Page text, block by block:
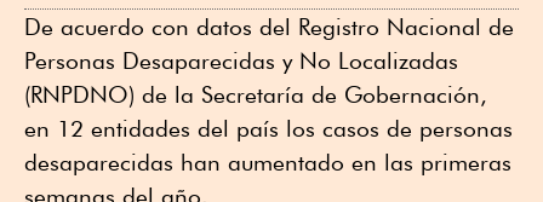
De acuerdo con datos del Registro Nacional de
Personas Desaparecidas y No Localizadas
(RNPDNO) de la Secretaría de Gobernación,
en 12 entidades del país los casos de personas
desaparecidas han aumentado en las primeras
semanas del año.